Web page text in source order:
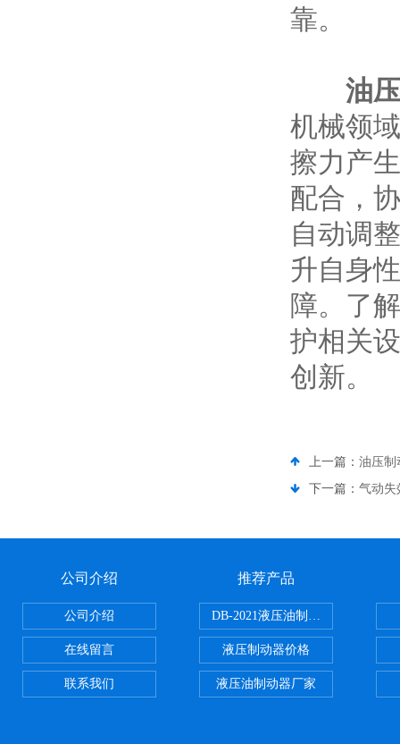
靠。​
油
机械领
擦力产
配合，
自动调
升自身
障。了
护相关
创新。​
上一篇： 油压制
下一篇： 气动失
公司介绍
公司介绍
在线留言
联系我们
推荐产品
DB-2021液压油制动器
液压制动器价格
液压油制动器厂家